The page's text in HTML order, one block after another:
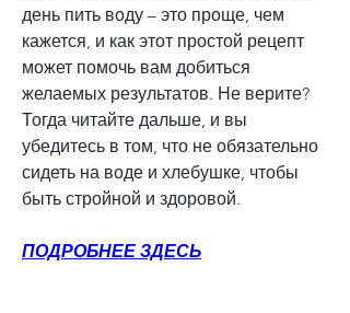
день пить воду – это проще, чем
кажется, и как этот простой рецепт
может помочь вам добиться
желаемых результатов. Не верите?
Тогда читайте дальше, и вы
убедитесь в том, что не обязательно
сидеть на воде и хлебушке, чтобы
быть стройной и здоровой.
ПОДРОБНЕЕ ЗДЕСЬ